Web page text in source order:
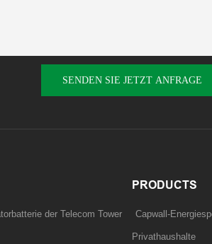
SENDEN SIE JETZT ANFRAGE
der Telecom Tower
PRODUCTS
Capwall-
Privathaushalte